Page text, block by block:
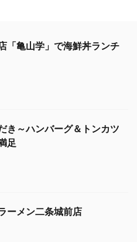
「亀山学」で海鮮丼ランチ
き～ハンバーグ＆トンカツ
足
ーメン二条城前店